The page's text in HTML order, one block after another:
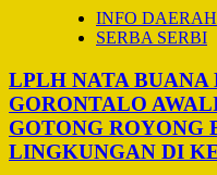
INFO DAERAH
SERBA SERBI
LPLH NATA BUANA
GORONTALO
GOTONG ROYONG
LINGKUNGAN DI